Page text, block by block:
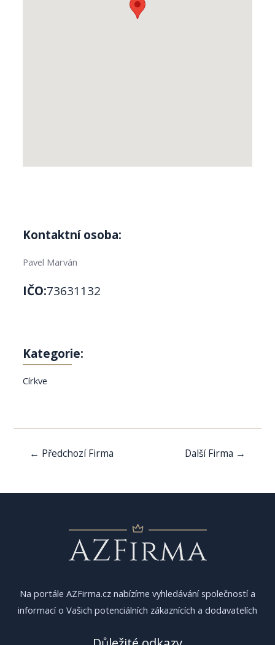
Kontaktní osoba:
Pavel Marván
IČO:73631132
Kategorie:
Církve
Navigace
← Předchozí Firma Další Firma →
Na portále AZFirma.cz nabízíme vyhledávání společností a
informací o Vašich potenciálních zákaznících a dodavatelích